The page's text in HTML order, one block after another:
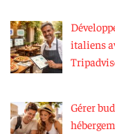
italiens
Gérer